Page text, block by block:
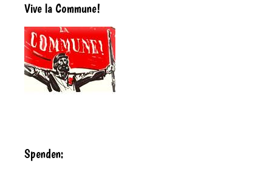
Vive la Commune!
Spenden: